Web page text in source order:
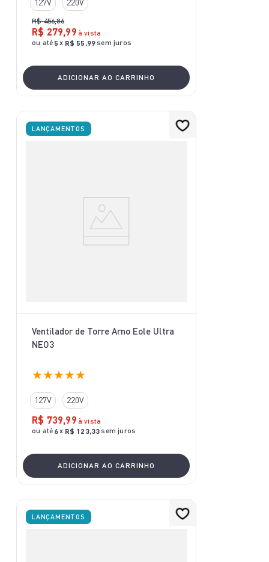
127V 220V
R$ 456,86
R$ 279,99 à vista
ou até 5 x R$ 55 ,99sem juros
ADICIONAR AO CARRINHO
LANÇAMENTOS
Ventilador de Torre Arno Eole Ultra
NEO3
★★★★★
127V 220V
R$ 739,99 à vista
ou até 6x R$ 123,33sem juros
ADICIONAR AO CARRINHO
LANÇAMENTOS